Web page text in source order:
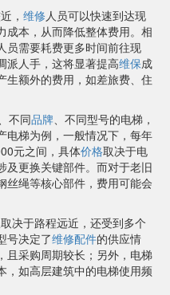
， 维修人员可以快速到达现
成本，从而降低整体费用。相
员需要耗费更多时间前往现
派人手，这将显著提高维保成
生额外的费用，如差旅费、住
不同品牌 、不同型号的电梯，
电梯为例，一般情况下，每年
元之间，具体价格取决于电
及更换关键部件。而对于老旧
丝绳等核心部件，费用可能会
决于路程远近，还受到多个
号决定了维修配件的供应情
且采购周期较长；另外，电梯
，如高层建筑中的电梯使用频